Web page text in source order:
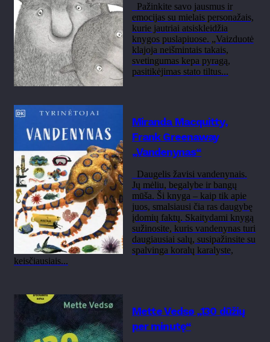
Pažinkite savo jausmus ir
emocijas su mielais personažais,
kurie jautriai atsiskleidžia
knygos puslapiuose. „Vaizduotė
klajoja neišmintais takais,
svetingumas kepa pyragą,
pasitikėjimas stato tiltus...
Miranda Macquitty,
Frank Greenaway
„Vandenynas“
Daugelis žavisi vandenynais.
Jų mėliu, begalybe ir bangų
mūša. Ši knyga – kaip tik apie
juos, smalsiausi čia ras daugybę
įdomių faktų. Skaitydami knygą
sužinosite, kuris vandenynas turi
daugiausiai salų, susipažinsite su
spalvinga koralų karalyste,
keisčiausiais...
Mette Vedsø „130 dūžių
per minutę“